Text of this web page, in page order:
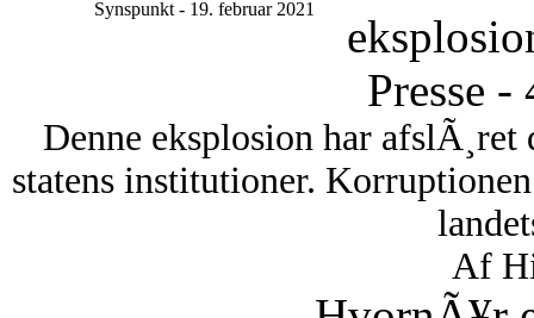
Synspunkt - 19. februar 2021
Presse -
Denne eksplosion har
statens institutioner.
Af